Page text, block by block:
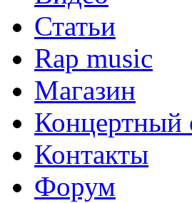
Статьи
Rap music
Магазин
Концертный
Контакты
Форум